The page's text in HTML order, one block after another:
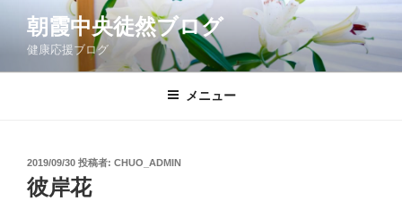
ン
朝霞中央徒然ブログ
健康応援ブログ
メニュー
投
稿
日:
2019/09/30 投稿者: CHUO_ADMIN
彼岸花